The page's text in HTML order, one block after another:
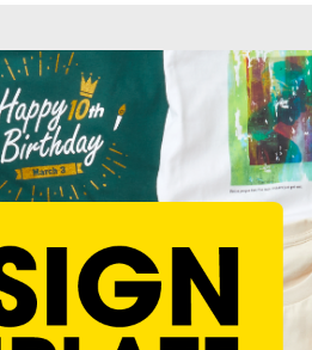
ー・スウェット
ツナギ スポー
グッズ全般 の
ン入稿について
ン料について
ンテンプレート集
ンシミュレーター
覧（フォント集）
ト・加工一覧